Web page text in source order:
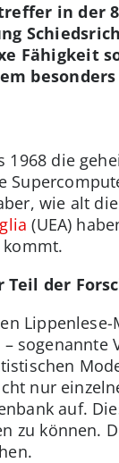
in der
Fähigkeit
1968 die
wie alt
(UEA)
der
sogenannte
nur
auf.
zu können.